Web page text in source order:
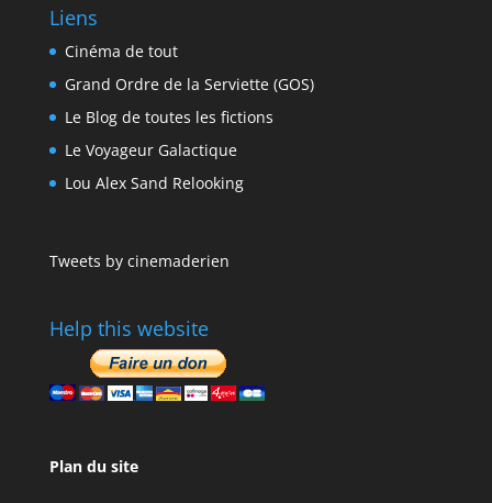
Liens
Cinéma de tout
Grand Ordre de la Serviette (GOS)
Le Blog de toutes les fictions
Le Voyageur Galactique
Lou Alex Sand Relooking
Tweets by cinemaderien
Help this website
Plan du site